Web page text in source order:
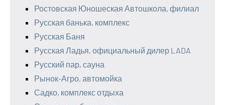
Ростовская Юношеская Автошкола, филиал
Русская банька, комплекс
Русская Баня
Русская Ладья, официальный дилер LADA
Русский пар, сауна
Рынок-Агро, автомойка
Садко, комплекс отдыха